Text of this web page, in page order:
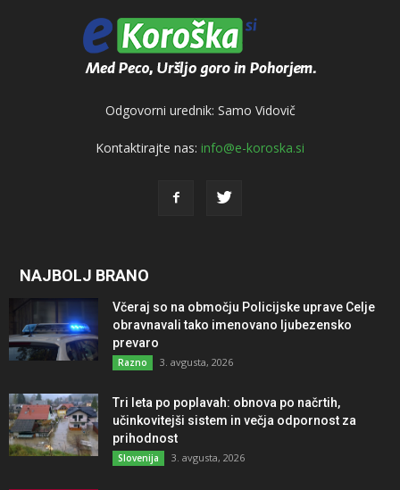
Odgovorni urednik: Samo Vidovič
Kontaktirajte nas: info@e-koroska.si
NAJBOLJ BRANO
Včeraj so na območju Policijske uprave Celje
obravnavali tako imenovano ljubezensko
prevaro
Razno 3. avgusta, 2026
Tri leta po poplavah: obnova po načrtih,
učinkovitejši sistem in večja odpornost za
prihodnost
Slovenija 3. avgusta, 2026